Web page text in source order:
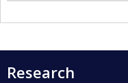
Research